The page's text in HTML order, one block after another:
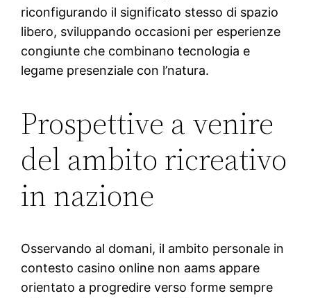
riconfigurando il significato stesso di spazio
libero, sviluppando occasioni per esperienze
congiunte che combinano tecnologia e
legame presenziale con l’natura.
Prospettive a venire
del ambito ricreativo
in nazione
Osservando al domani, il ambito personale in
contesto casino online non aams appare
orientato a progredire verso forme sempre